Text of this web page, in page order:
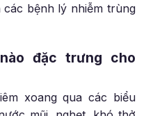
các bệnh lý nhiễm trùng
đặc trưng cho
xoang qua các biểu